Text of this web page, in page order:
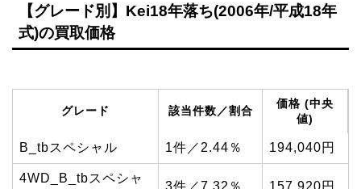
【グレード別】Kei18年落ち(2006年/平成18年
式)の買取価格
グレード 該当件数／割合
価格 (中央
値)
B_tbスペシャル 1件／2.44％ 194,040円
4WD_B_tbスペシャ